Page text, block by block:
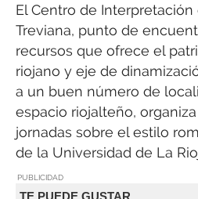
El Centro de
Treviana, punto de
recursos que ofrece el
riojano y eje de
a un buen número de
espacio riojalteño,
jornadas sobre el estilo
de la Universidad de La
PUBLICIDAD
TE PUEDE GUSTAR